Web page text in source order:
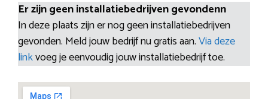
Er zijn geen installatiebedrijven gevondenn
In deze plaats zijn er nog geen installatiebedrijven
gevonden. Meld jouw bedrijf nu gratis aan.Via deze
linkvoeg je eenvoudig jouw installatiebedrijf toe.